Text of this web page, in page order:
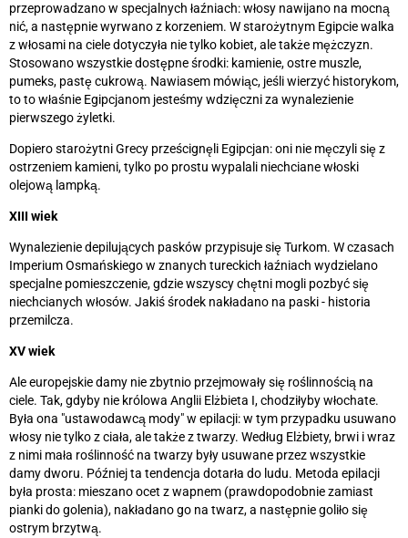
przeprowadzano w specjalnych łaźniach: włosy nawijano na mocną
nić, a następnie wyrwano z korzeniem. W starożytnym Egipcie walka
z włosami na ciele dotyczyła nie tylko kobiet, ale także mężczyzn.
Stosowano wszystkie dostępne środki: kamienie, ostre muszle,
pumeks, pastę cukrową. Nawiasem mówiąc, jeśli wierzyć historykom,
to to właśnie Egipcjanom jesteśmy wdzięczni za wynalezienie
pierwszego żyletki.
Dopiero starożytni Grecy prześcignęli Egipcjan: oni nie męczyli się z
ostrzeniem kamieni, tylko po prostu wypalali niechciane włoski
olejową lampką.
XIII wiek
Wynalezienie depilujących pasków przypisuje się Turkom. W czasach
Imperium Osmańskiego w znanych tureckich łaźniach wydzielano
specjalne pomieszczenie, gdzie wszyscy chętni mogli pozbyć się
niechcianych włosów. Jakiś środek nakładano na paski - historia
przemilcza.
XV wiek
Ale europejskie damy nie zbytnio przejmowały się roślinnością na
ciele. Tak, gdyby nie królowa Anglii Elżbieta I, chodziłyby włochate.
Była ona "ustawodawcą mody" w epilacji: w tym przypadku usuwano
włosy nie tylko z ciała, ale także z twarzy. Według Elżbiety, brwi i wraz
z nimi mała roślinność na twarzy były usuwane przez wszystkie
damy dworu. Później ta tendencja dotarła do ludu. Metoda epilacji
była prosta: mieszano ocet z wapnem (prawdopodobnie zamiast
pianki do golenia), nakładano go na twarz, a następnie goliło się
ostrym brzytwą.